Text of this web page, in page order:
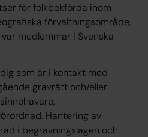
för folkbokförda inom
förvaltningsområde,
medlemmar i Svenska
som är i kontakt med
gravrätt och/eller
Hantering av
i begravningslagen och